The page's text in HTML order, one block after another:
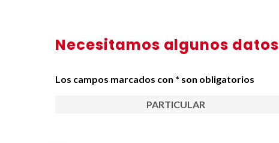
Necesitamos algunos datos
Los campos marcados con * son obligatorios
PARTICULAR